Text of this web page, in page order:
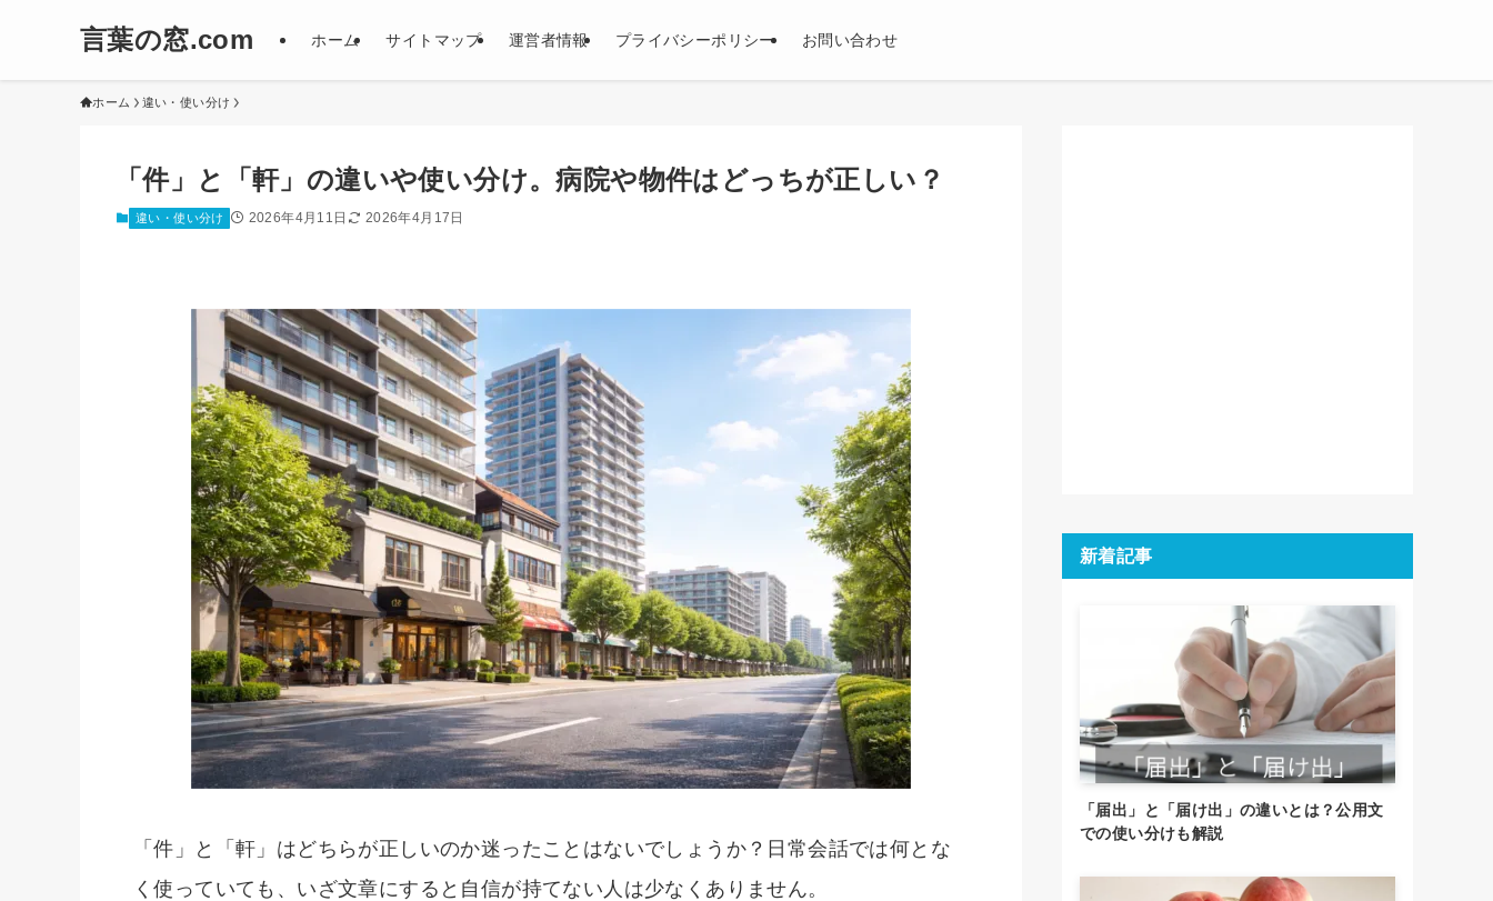
言葉の窓.com ホーム サイトマップ 運営者情報 プライバシーポリシー お問い合わせ
ホーム 違い・使い分け
「件」と「軒」の違いや使い分け。病院や物件はどっちが正しい？
違い・使い分け 2026年4月11日 2026年4月17日
「件」と「軒」はどちらが正しいのか迷ったことはないでしょうか？日常会話では何とな
く使っていても、いざ文章にすると自信が持てない人は少なくありません。
新着記事
「届出」と「届け出」の違いとは？公用文
での使い分けも解説